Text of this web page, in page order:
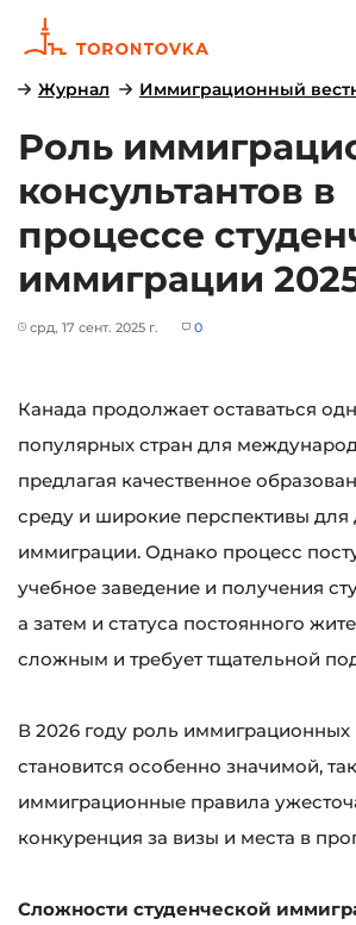
Журнал Иммиграционный
Роль
консультантов в
процессе
иммиграции
срд, 17 сент. 2025 г. 0
Канада продолжает оставаться
популярных стран для
предлагая качественное
среду и широкие перспективы
иммиграции. Однако процесс
учебное заведение и получения
а затем и статуса постоянного
сложным и требует тщательной
В 2026 году роль иммиграционных
становится особенно значимой,
иммиграционные правила
конкуренция за визы и места в
Сложности студенческой